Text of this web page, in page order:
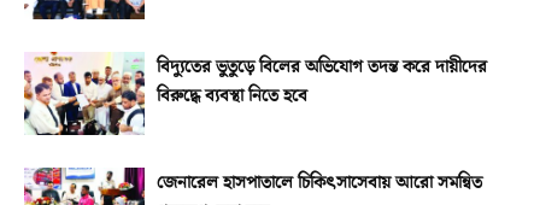
বিদ্যুতের ভুতুড়ে বিলের অভিযোগ তদন্ত করে দায়ীদের
বিরুদ্ধে ব্যবস্থা নিতে হবে
জেনারেল হাসপাতালে চিকিৎসাসেবায় আরো সমন্বিত